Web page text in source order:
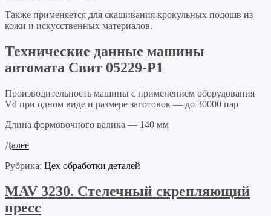
Также применяется для скашивания крокульных подошв из
кожи и искусственных материалов.
Технические данные машины
автомата Свит 05229-Р1
Производительность машины с применением оборудования
Vd при одном виде и размере заготовок — до 30000 пар
Длина формовочного валика — 140 мм
Далее
Рубрика: Цех обработки деталей
MAV 3230. Стелечный скрепляющий
пресс